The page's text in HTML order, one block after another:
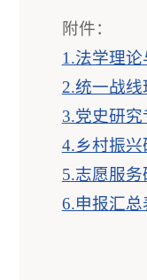
附件：
1.法学理
2.统一战
3.党史研
4.乡村振兴
5.志愿服
6.申报汇总